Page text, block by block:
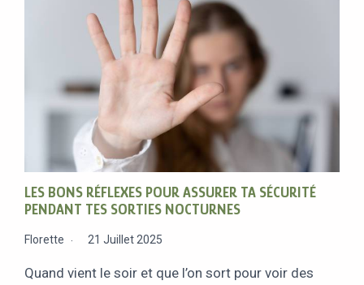
LES BONS RÉFLEXES POUR ASSURER TA SÉCURITÉ
PENDANT TES SORTIES NOCTURNES
Florette 21 Juillet 2025
Quand vient le soir et que l’on sort pour voir des